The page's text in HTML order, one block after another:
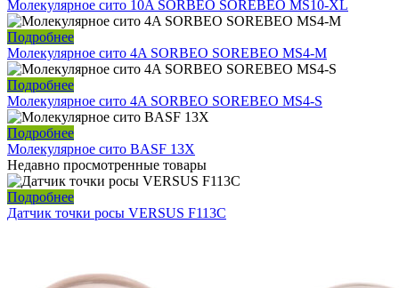
Молекулярное сито 10A SORBEO SOREBEO MS10-XL
Подробнее
Молекулярное сито 4A SORBEO SOREBEO MS4-M
Подробнее
Молекулярное сито 4A SORBEO SOREBEO MS4-S
Подробнее
Молекулярное сито BASF 13X
Недавно просмотренные товары
Подробнее
Датчик точки росы VERSUS F113C